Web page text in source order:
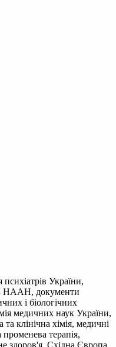
України,
НААН, документи
і біологічних
медичних наук України,
клінічна хімія, медичні
терапія,